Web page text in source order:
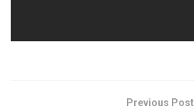
Previous Post